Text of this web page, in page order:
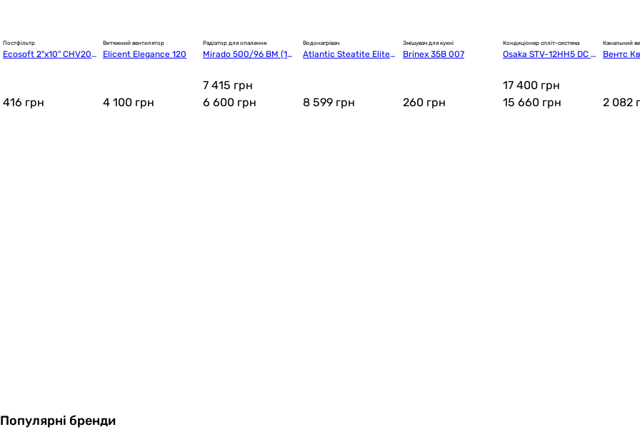
Постфільтр
Ecosoft 2"х10" CHV201
416 грн
Витяжний вентилятор
Elicent Elegance 120
4 100 грн
Радіатор для опалення
Mirado 500/96 BM (10
7 415 грн
6 600 грн
Водонагрівач
Atlantic Steatite Elite
8 599 грн
Змішувач для кухні
Brinex 35B 007
260 грн
Кондиціонер спліт-система
Osaka STV-12HH5 DC I
17 400 грн
15 660 грн
Канальний
Вентс
2 082
Популярні бренди